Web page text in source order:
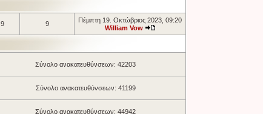
9 9
Πέμπτη 19. Οκτώβριος 2023, 09:20
William Vow
Σύνολο ανακατευθύνσεων: 42203
Σύνολο ανακατευθύνσεων: 41199
Σύνολο ανακατευθύνσεων: 44942